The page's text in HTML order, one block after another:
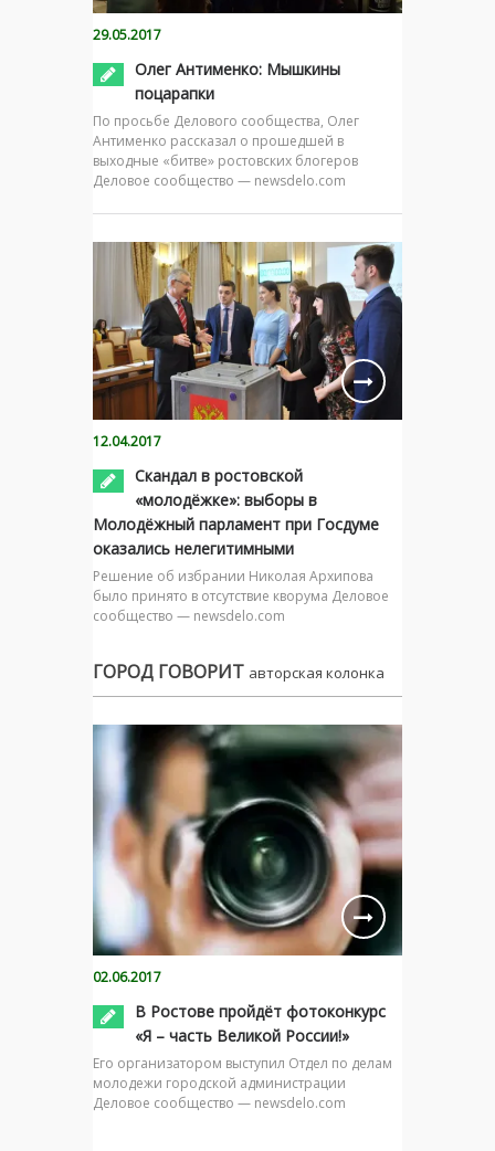
29.05.2017
Олег Антименко: Мышкины
поцарапки
По просьбе Делового сообщества, Олег
Антименко рассказал о прошедшей в
выходные «битве» ростовских блогеров
Деловое сообщество — newsdelo.com
12.04.2017
Скандал в ростовской
«молодёжке»: выборы в
Молодёжный парламент при Госдуме
оказались нелегитимными
Решение об избрании Николая Архипова
было принято в отсутствие кворума Деловое
сообщество — newsdelo.com
ГОРОД ГОВОРИТ авторская колонка
02.06.2017
В Ростове пройдёт фотоконкурс
«Я – часть Великой России!»
Его организатором выступил Отдел по делам
молодежи городской администрации
Деловое сообщество — newsdelo.com